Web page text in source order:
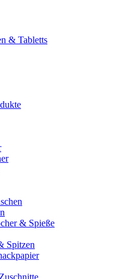
& Tabletts
& Spieße
Spitzen